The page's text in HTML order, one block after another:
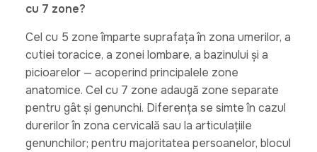
cu 7 zone?
Cel cu 5 zone împarte suprafața în zona umerilor, a
cutiei toracice, a zonei lombare, a bazinului și a
picioarelor — acoperind principalele zone
anatomice. Cel cu 7 zone adaugă zone separate
pentru gât și genunchi. Diferența se simte în cazul
durerilor în zona cervicală sau la articulațiile
genunchilor; pentru majoritatea persoanelor, blocul